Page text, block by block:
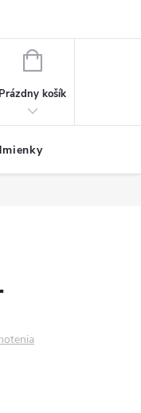
NÁKUPNÝ
Prázdny košík